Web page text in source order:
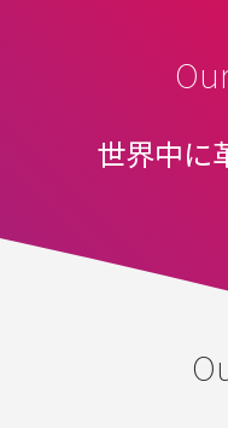
世界中に